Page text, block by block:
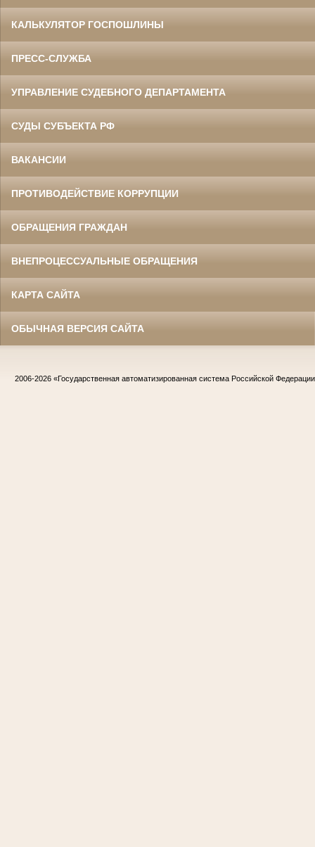
КАЛЬКУЛЯТОР ГОСПОШЛИНЫ
ПРЕСС-СЛУЖБА
УПРАВЛЕНИЕ СУДЕБНОГО ДЕПАРТАМЕНТА
СУДЫ СУБЪЕКТА РФ
ВАКАНСИИ
ПРОТИВОДЕЙСТВИЕ КОРРУПЦИИ
ОБРАЩЕНИЯ ГРАЖДАН
ВНЕПРОЦЕССУАЛЬНЫЕ ОБРАЩЕНИЯ
КАРТА САЙТА
ОБЫЧНАЯ ВЕРСИЯ САЙТА
2006-2026 «Государственная автоматизированная система Российской